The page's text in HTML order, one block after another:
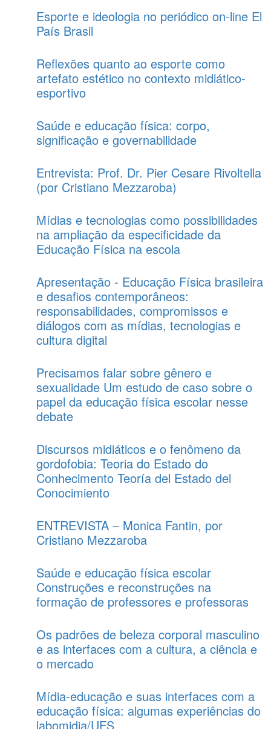
Esporte e ideologia no periódico on-line El
País Brasil
Reflexões quanto ao esporte como
artefato estético no contexto midiático-
esportivo
Saúde e educação física: corpo,
significação e governabilidade
Entrevista: Prof. Dr. Pier Cesare Rivoltella
(por Cristiano Mezzaroba)
Mídias e tecnologias como possibilidades
na ampliação da especificidade da
Educação Física na escola
Apresentação - Educação Física brasileira
e desafios contemporâneos:
responsabilidades, compromissos e
diálogos com as mídias, tecnologias e
cultura digital
Precisamos falar sobre gênero e
sexualidade Um estudo de caso sobre o
papel da educação física escolar nesse
debate
Discursos midiáticos e o fenômeno da
gordofobia: Teoria do Estado do
Conhecimento Teoría del Estado del
Conocimiento
ENTREVISTA – Monica Fantin, por
Cristiano Mezzaroba
Saúde e educação física escolar
Construções e reconstruções na
formação de professores e professoras
Os padrões de beleza corporal masculino
e as interfaces com a cultura, a ciência e
o mercado
Mídia-educação e suas interfaces com a
educação física: algumas experiências do
labomidia/UFS